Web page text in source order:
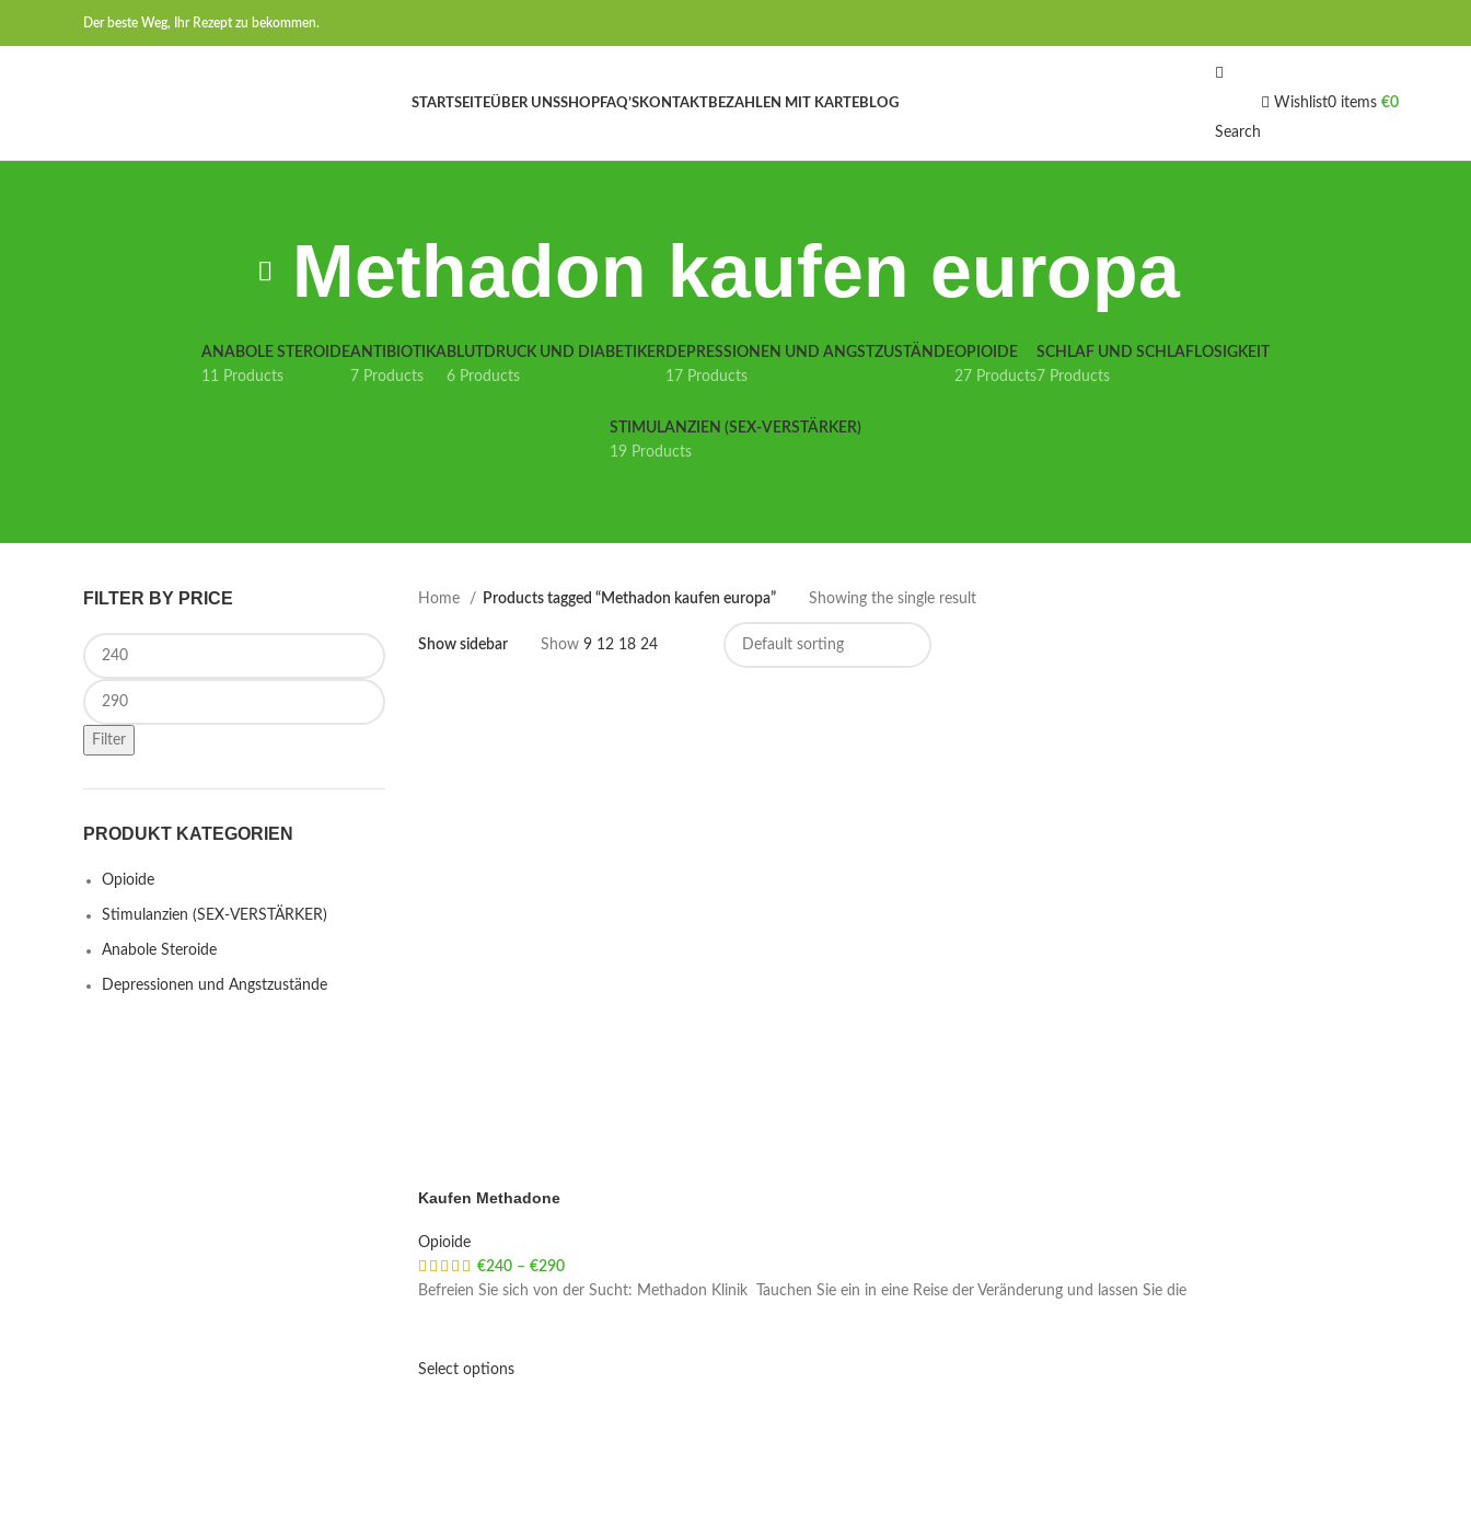
Der beste Weg, Ihr Rezept zu bekommen.
STARTSEITEÜBER UNSSHOPFAQ’SKONTAKTBEZAHLEN MIT KARTEBLOG
Search
Wishlist0 items €0
Methadon kaufen europa
ANABOLE STEROIDE
11 Products
ANTIBIOTIKA
7 Products
BLUTDRUCK UND DIABETIKER
6 Products
DEPRESSIONEN UND ANGSTZUSTÄNDE
17 Products
OPIOIDE
27 Products
SCHLAF UND SCHLAFLOSIGKEIT
7 Products
STIMULANZIEN (SEX-VERSTÄRKER)
19 Products
FILTER BY PRICE
Min price
Max price
Filter
PRODUKT KATEGORIEN
Opioide
Stimulanzien (SEX-VERSTÄRKER)
Anabole Steroide
Depressionen und Angstzustände
Home Products tagged “Methadon kaufen europa” Showing the single result
Show sidebar Show 9 12 18 24
Kaufen Methadone
Opioide
€240 – €290Price range: €240 through €290
Befreien Sie sich von der Sucht: Methadon Klinik Tauchen Sie ein in eine Reise der Veränderung und lassen Sie die
Select options